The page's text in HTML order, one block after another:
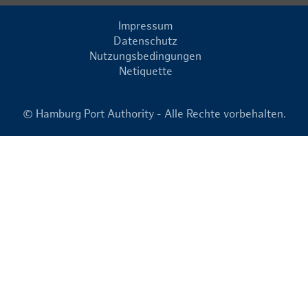
Impressum
Datenschutz
Nutzungsbedingungen
Netiquette
© Hamburg Port Authority - Alle Rechte vorbehalten.